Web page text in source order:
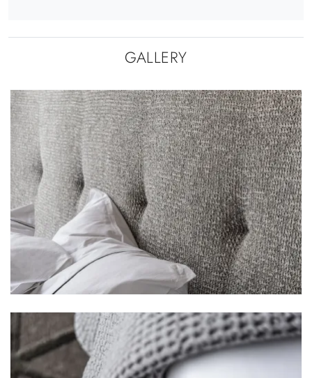
GALLERY